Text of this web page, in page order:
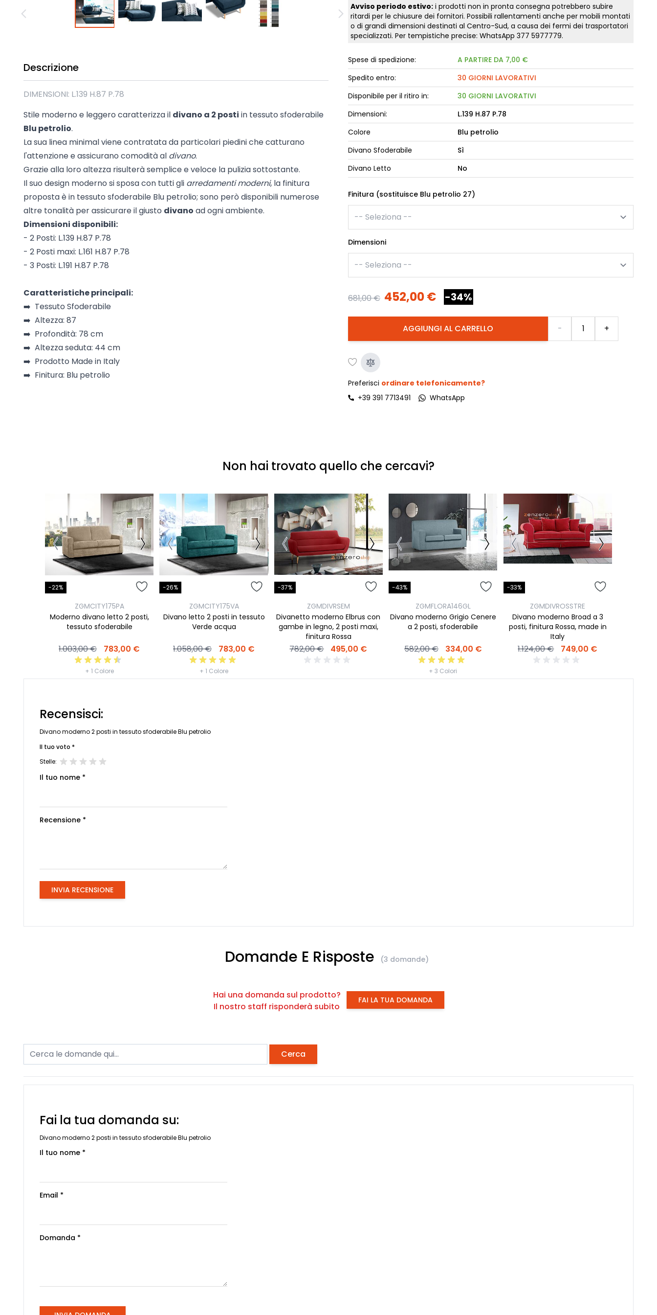
Madie industrial New York
Mobili sala moderna Piccione
Luna Top
Armadi e camere Like
Letti contenitore Stella
Letti Plus
Camere moderne notte Miss
Mostra tutti
Descrizione
DIMENSIONI: L.139 H.87 P.78
Stile moderno e leggero caratterizza il divano a 2 posti in tessuto sfoderabile
Blu petrolio.
La sua linea minimal viene contratata da particolari piedini che catturano
l'attenzione e assicurano comodità al divano.
Grazie alla loro altezza risulterà semplice e veloce la pulizia sottostante.
Il suo design moderno si sposa con tutti gli arredamenti moderni, la finitura
proposta è in tessuto sfoderabile Blu petrolio; sono però disponibili numerose
altre tonalità per assicurare il giusto divano ad ogni ambiente.
Dimensioni disponibili:
- 2 Posti: L.139 H.87 P.78
- 2 Posti maxi: L.161 H.87 P.78
- 3 Posti: L.191 H.87 P.78
Caratteristiche principali:
➡️ Tessuto Sfoderabile
➡️ Altezza: 87
➡️ Profondità: 78 cm
➡️ Altezza seduta: 44 cm
➡️ Prodotto Made in Italy
➡️ Finitura: Blu petrolio
Avviso periodo estivo: i prodotti non in pronta consegna potrebbero subire
ritardi per le chiusure dei fornitori. Possibili rallentamenti anche per mobili montati
o di grandi dimensioni destinati al Centro-Sud, a causa dei fermi dei trasportatori
specializzati. Per tempistiche precise: WhatsApp 377 5977779.
Spese di spedizione:
A PARTIRE DA 7,00 €
Spedito entro:
30 GIORNI LAVORATIVI
Disponibile per il ritiro in:
30 GIORNI LAVORATIVI
Dimensioni:
L.139 H.87 P.78
Colore
Blu petrolio
Divano Sfoderabile
Sì
Divano Letto
No
Finitura (sostituisce Blu petrolio 27)
Dimensioni
681,00 € 452,00 € -34%
AGGIUNGI AL CARRELLO - +
Preferisci ordinare telefonicamente?
+39 391 7713491
WhatsApp
Non hai trovato quello che cercavi?
-22%
ZGMCITY175PA
Moderno divano letto 2 posti,
tessuto sfoderabile
1.003,00 € 783,00 €
+ 1 Colore
-26%
ZGMCITY175VA
Divano letto 2 posti in tessuto
Verde acqua
1.058,00 € 783,00 €
+ 1 Colore
-37%
ZGMDIVRSEM
Divanetto moderno Elbrus con
gambe in legno, 2 posti maxi,
finitura Rossa
782,00 € 495,00 €
-43%
ZGMFLORA146GL
Divano moderno Grigio Cenere
a 2 posti, sfoderabile
582,00 € 334,00 €
+ 3 Colori
-33%
ZGMDIVROSSTRE
Divano moderno Broad a 3
posti, finitura Rossa, made in
Italy
1.124,00 € 749,00 €
Recensisci:
Divano moderno 2 posti in tessuto sfoderabile Blu petrolio
Il tuo voto *
Stelle:
Il tuo nome *
Recensione *
INVIA RECENSIONE
Domande E Risposte (3 domande)
Hai una domanda sul prodotto?
Il nostro staff risponderà subito
FAI LA TUA DOMANDA
Cerca
Fai la tua domanda su:
Divano moderno 2 posti in tessuto sfoderabile Blu petrolio
Il tuo nome *
Email *
Domanda *